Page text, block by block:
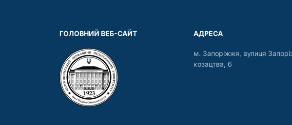
ГОЛОВНИЙ ВЕБ-САЙТ АДРЕСА
м. Запоріжжя, вулиця
козацтва, 6